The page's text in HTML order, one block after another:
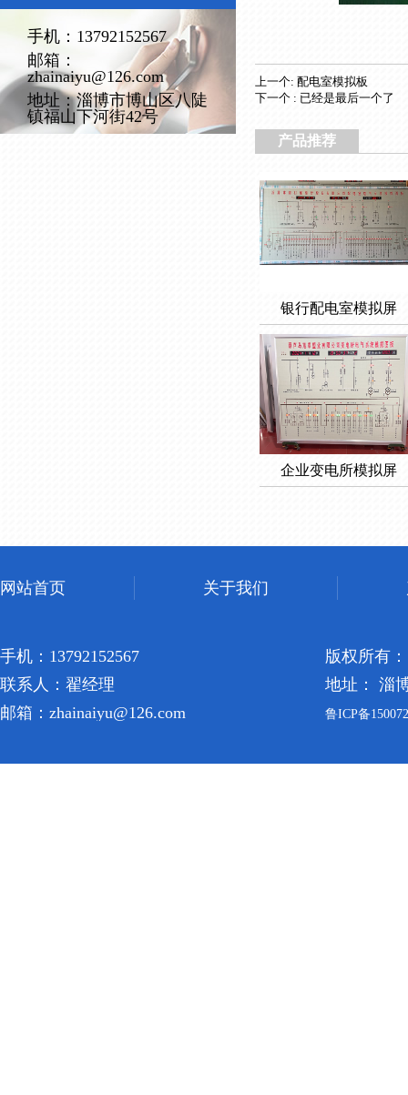
手机：13792152567
邮箱：
zhainaiyu@126.com
地址：淄博市博山区八陡
镇福山下河街42号
上一个: 配电室模拟板
下一个 : 已经是最后一个了
产品推荐
银行配电室模拟屏
企业变电所模拟屏
网站首页 关于我们
手机：13792152567
联系人：翟经理
邮箱：zhainaiyu@126.com
版权所有
地址： 淄
鲁ICP备